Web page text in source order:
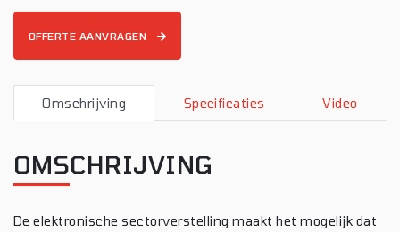
OFFERTE AANVRAGEN
Omschrijving Specificaties Video
OMSCHRIJVING
De elektronische sectorverstelling maakt het mogelijk dat